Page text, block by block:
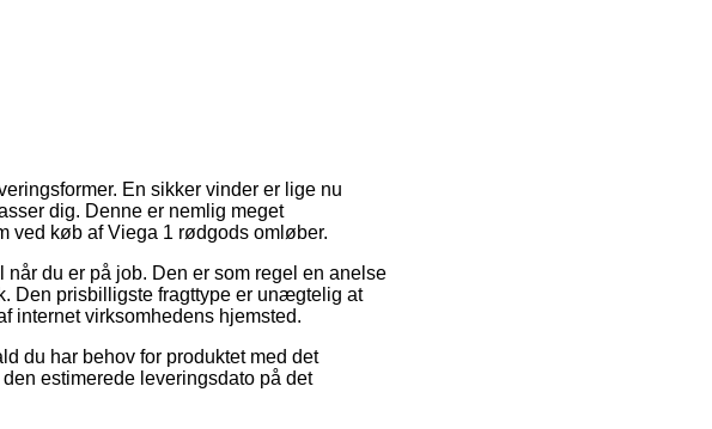
En sikker vinder er lige nu
dig. Denne er nemlig meget
ved køb af Viega 1 rødgods omløber.
du er på job. Den er som regel en anelse
Den prisbilligste fragttype er unægtelig at
internet virksomhedens hjemsted.
du har behov for produktet med det
estimerede leveringsdato på det